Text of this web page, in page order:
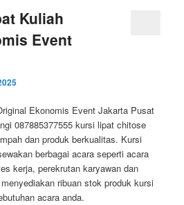
Kuliah
Event
Ekonomis Event Jakarta Pusat
087885377555 kursi lipat chitose
dan produk berkualitas. Kursi
berbagai acara seperti acara
kerja, perekrutan karyawan dan
ribuan stok produk kursi
acara anda.